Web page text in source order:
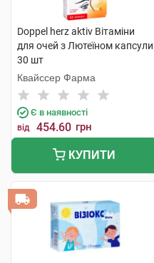
Doppel herz aktiv Вітаміни
для очей з Лютеїном капсули
30 шт
Квайссер Фарма
Є в наявності
від 454.60 грн
КУПИТИ